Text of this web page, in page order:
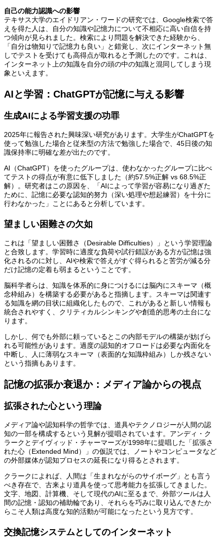
自己の能力認識への影響
テキサス大学のエイドリアン・ワードの研究では、Google検索で答
えを得た人は、自分の知識や記憶力について不相応に高い自信を持
つ傾向が見られました。検索により問題を解決できた経験から、
「自分は物知りで記憶力も良い」と錯覚し、次にインターネット無
しでテストを受けても高得点が取れると予測したのです。これは、
インターネット上の知識を自分の頭の中の知識と混同してしまう現
象といえます。
AIと学習：ChatGPTが記憶に与える影響
生成AIによる学習支援の功罪
2025年に報告された興味深い研究があります。大学生がChatGPTを
使って勉強した場合と従来型の方法で勉強した場合で、45日後の知
識保持率に明確な差が出たのです。
AI（ChatGPT）を使ったグループは、使わなかったグループに比べ
てテストの得点が有意に低下しました（約57.5%正解 vs 68.5%正
解）。研究者はこの原因を、「AIによって学習が容易になり過ぎた
ために、記憶に必要な認知的努力（深い処理や想起練習）を十分に
行わなかった」ことにあると分析しています。
望ましい困難さの欠如
これは「望ましい困難さ（Desirable Difficulties）」という学習理論
と合致します。学習時に適度な負荷や試行錯誤がある方が記憶は強
化されるのに対し、AIや検索で答えがすぐ得られると苦労が減る分
だけ記憶の定着も弱まるということです。
脳科学者らは、知識を体系的に身につけるには脳内にスキーマ（概
念枠組み）を構築する必要があると指摘します。スキーマは関連す
る知識を網の目状に組織化したもので、これがあると新しい情報も
統合されやすく、クリティカルシンキングや創造的思考の土台にな
ります。
しかし、何でも外部に頼っているとこの内部モデルの構築が妨げら
れる可能性があります。過度の認知的オフロードは必要な内面化を
中断し、人に薄弱なスキーマ（表面的な知識枠組み）しか残さない
という指摘もあります。
記憶の拡張か衰退か：メディア論からの視点
拡張された心という理論
メディア論や認知科学の哲学では、道具やテクノロジーが人間の認
知の一部を構成するという見解が提唱されています。アンディ・ク
ラークとデイヴィッド・チャーマーズが1998年に提唱した「拡張さ
れた心（Extended Mind）」の仮説では、ノートやコンピュータなど
の外部媒体が認知プロセスの延長になり得るとされます。
クラークによれば、人間は「生まれながらのサイボーグ」とも言う
べき存在で、古来より道具を使って思考能力を拡張してきました。
文字、地図、計算機、そして現代のAIに至るまで、外部ツールは人
間の記憶・認知の補助輪であり、それらを巧みに取り込んできたか
らこそ人類は高度な知的活動が可能になったという見方です。
交換記憶システムとしてのインターネット